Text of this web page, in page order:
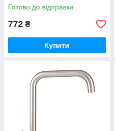
Готово до відправки
772 ₴
Купити